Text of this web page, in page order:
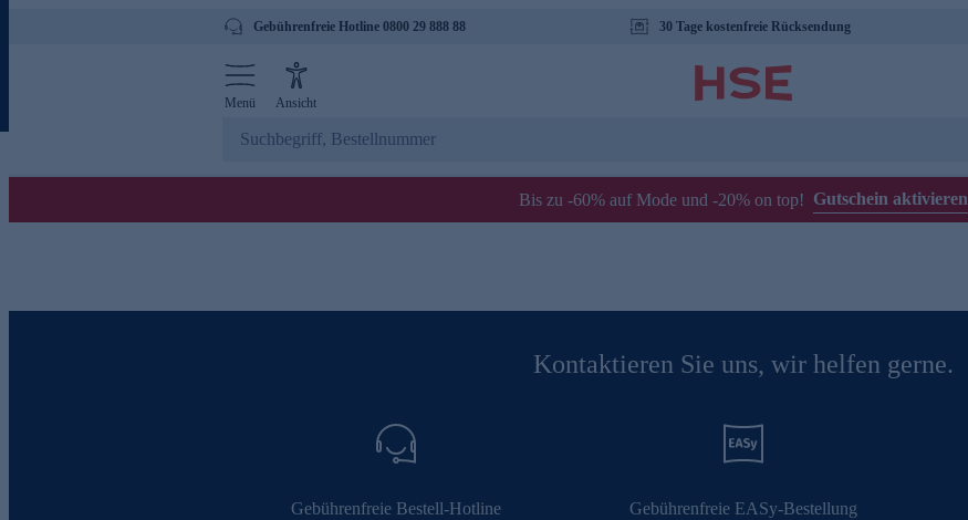
Gebührenfreie Hotline 0800 29 888 88 30 Tage kostenfreie Rücksendung
Menü Ansicht
Bis zu -60% auf Mode und -20% on top! Gutschein aktivieren
Kontaktieren Sie uns, wir helfen gerne.
Gebührenfreie Bestell-Hotline Gebührenfreie EASy-Bestellung